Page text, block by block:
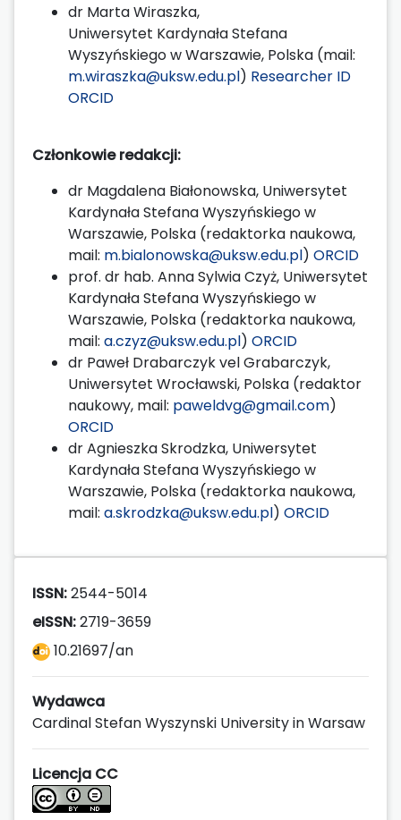
dr Marta Wiraszka,
Uniwersytet Kardynała Stefana
Wyszyńskiego w Warszawie, Polska (mail:
m.wiraszka@uksw.edu.pl) Researcher ID
ORCID
Członkowie redakcji:
dr Magdalena Białonowska, Uniwersytet
Kardynała Stefana Wyszyńskiego w
Warszawie, Polska (redaktorka naukowa,
mail: m.bialonowska@uksw.edu.pl) ORCID
prof. dr hab. Anna Sylwia Czyż, Uniwersytet
Kardynała Stefana Wyszyńskiego w
Warszawie, Polska (redaktorka naukowa,
mail: a.czyz@uksw.edu.pl) ORCID
dr Paweł Drabarczyk vel Grabarczyk,
Uniwersytet Wrocławski, Polska (redaktor
naukowy, mail: paweldvg@gmail.com)
ORCID
dr Agnieszka Skrodzka, Uniwersytet
Kardynała Stefana Wyszyńskiego w
Warszawie, Polska (redaktorka naukowa,
mail: a.skrodzka@uksw.edu.pl) ORCID
ISSN:2544-5014
eISSN:2719-3659
10.21697/an
Wydawca
Cardinal Stefan Wyszynski University in Warsaw
Licencja CC